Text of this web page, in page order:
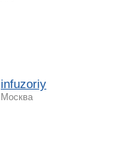
infuzoriy
Москва